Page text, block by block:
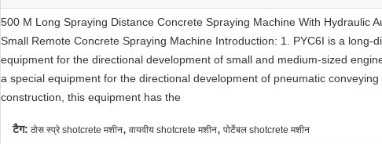
500 M Long Spraying Distance Concrete Spraying Machine With Hydraulic
Small Remote Concrete Spraying Machine Introduction: 1. PYC6I is a long-
equipment for the directional development of small and medium-sized
a special equipment for the directional development of pneumatic
construction, this equipment has the
टैग: ठोस स्प्रे shotcrete मशीन, वायवीय shotcrete मशीन, पोर्टेबल shotcrete मशीन